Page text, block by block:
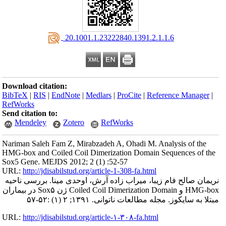
‎ 20.1001.1.23222840.1391.2.1.1.6
Download citation:
BibTeX |RIS |EndNote |Medlars |ProCite |Reference Manager
RefWorks
Send citation to:
Mendeley
Zotero RefWorks
Nariman Saleh Fam Z, Mirabzadeh A, Ohadi M. Analysis of the
HMG-box and Coiled Coil Dimerization Domain Sequences of the
Sox5 Gene. MEJDS 2012; 2 (1) :52-57
URL:http://jdisabilstud.org/article-1-308-fa.html
نریمان صالح فام زیبا، میراب زاده آرش، اوحدی مینا. ‫بررسی ناحیه
HMG-box و Coiled Coil Dimerization Domain ژن Sox۵ در بیماران
مبتلا به سایکوز. مجله مطالعات ناتوانی. ۱۳۹۱; ۲ (۱) :۵۲-۵۷
URL:http://jdisabilstud.org/article-۱-۳۰۸-fa.html